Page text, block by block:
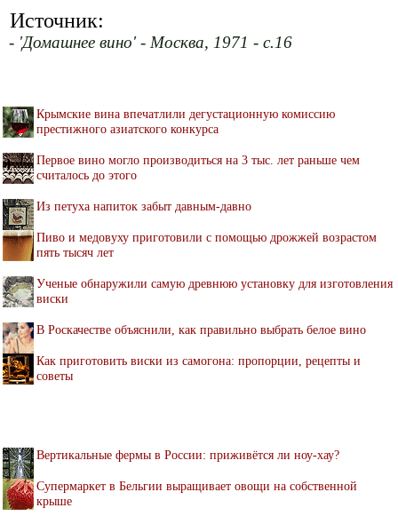
Источник:
- 'Домашнее вино' - Москва, 1971 - с.16
Крымские вина впечатлили дегустационную комиссию
престижного азиатского конкурса
Первое вино могло производиться на 3 тыс. лет раньше чем
считалось до этого
Из петуха напиток забыт давным-давно
Пиво и медовуху приготовили с помощью дрожжей возрастом
пять тысяч лет
Ученые обнаружили самую древнюю установку для изготовления
виски
В Роскачестве объяснили, как правильно выбрать белое вино
Как приготовить виски из самогона: пропорции, рецепты и
советы
Вертикальные фермы в России: приживётся ли ноу-хау?
Супермаркет в Бельгии выращивает овощи на собственной
крыше